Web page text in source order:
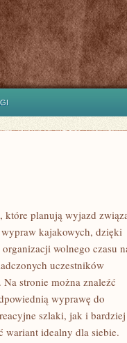
które planują wyjazd
kajakowych, dzięki
wolnego czasu
uczestników
. Na stronie można znaleźć
wyprawę do
szlaki, jak i bardziej
idealny dla siebie.